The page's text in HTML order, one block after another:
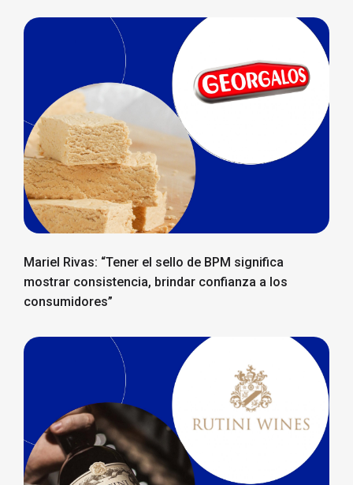
Mariel Rivas: “Tener el sello de BPM significa
mostrar consistencia, brindar confianza a los
consumidores”